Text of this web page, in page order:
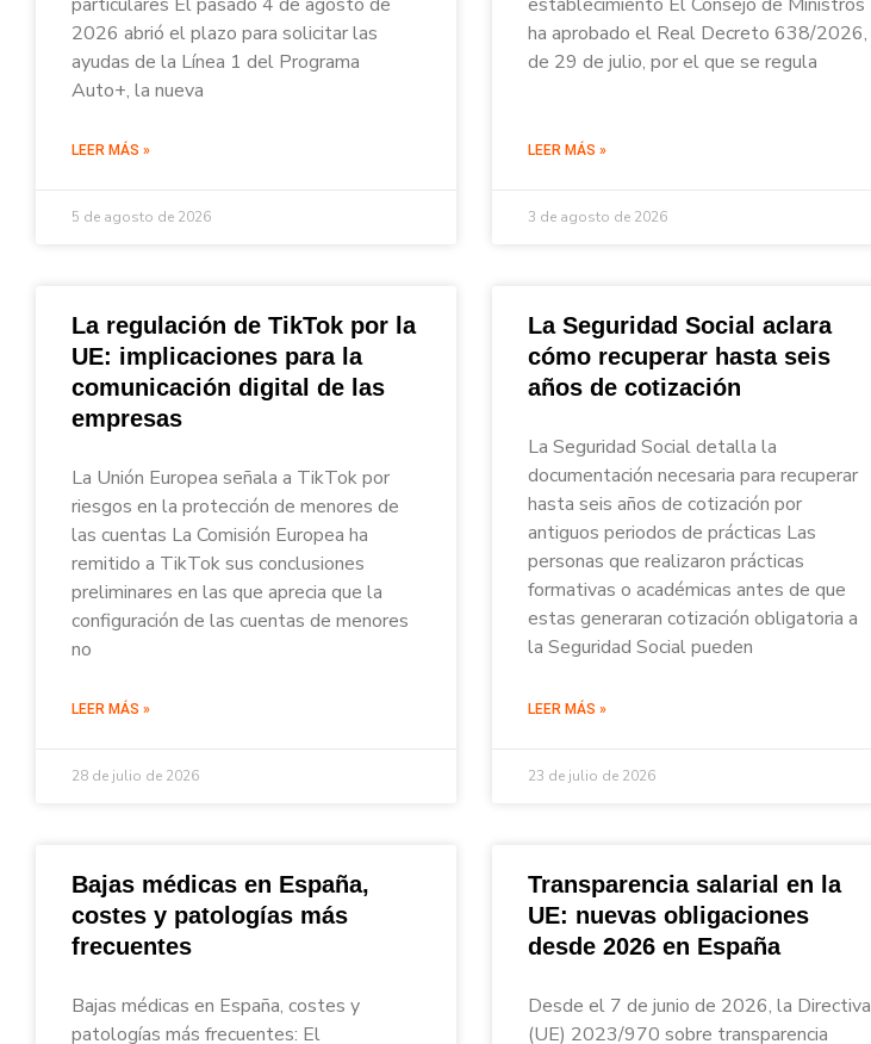
2026 abrió el plazo para solicitar las
ayudas de la Línea 1 del Programa
Auto+, la nueva
LEER MÁS »
5 de agosto de 2026
ha aprobado el Real Decreto 638/2026,
de 29 de julio, por el que se regula
LEER MÁS »
3 de agosto de 2026
La regulación de TikTok por la
UE: implicaciones para la
comunicación digital de las
empresas
La Unión Europea señala a TikTok por
riesgos en la protección de menores de
las cuentas La Comisión Europea ha
remitido a TikTok sus conclusiones
preliminares en las que aprecia que la
configuración de las cuentas de menores
no
LEER MÁS »
28 de julio de 2026
La Seguridad Social aclara
cómo recuperar hasta seis
años de cotización
La Seguridad Social detalla la
documentación necesaria para recuperar
hasta seis años de cotización por
antiguos periodos de prácticas Las
personas que realizaron prácticas
formativas o académicas antes de que
estas generaran cotización obligatoria a
la Seguridad Social pueden
LEER MÁS »
23 de julio de 2026
Bajas médicas en España,
costes y patologías más
frecuentes
Bajas médicas en España, costes y
patologías más frecuentes: El
Transparencia salarial en la
UE: nuevas obligaciones
desde 2026 en España
Desde el 7 de junio de 2026, la Directiva
(UE) 2023/970 sobre transparencia